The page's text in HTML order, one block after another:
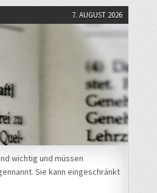
7. AUGUST 2026
wichtig und müssen
Sie kann eingeschränkt